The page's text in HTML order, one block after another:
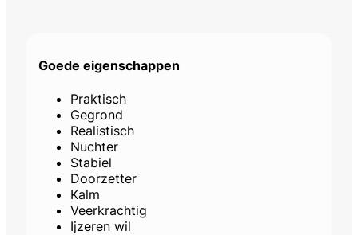
Goede eigenschappen
Praktisch
Gegrond
Realistisch
Nuchter
Stabiel
Doorzetter
Kalm
Veerkrachtig
Ijzeren wil